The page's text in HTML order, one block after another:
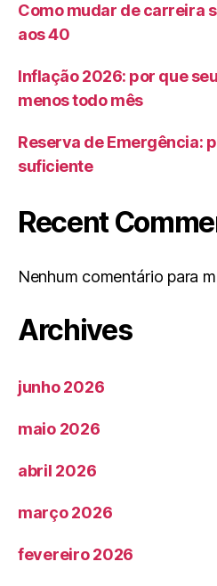
Como mudar de carreira
aos 40
Inflação 2026: por que
menos todo mês
Reserva de Emergência:
suficiente
Recent
Nenhum comentário para
Archives
junho 2026
maio 2026
abril 2026
março 2026
fevereiro 2026